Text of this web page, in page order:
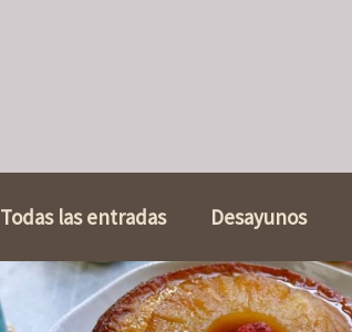
Todas las entradas Desayunos
Keto Panes Vegetariano